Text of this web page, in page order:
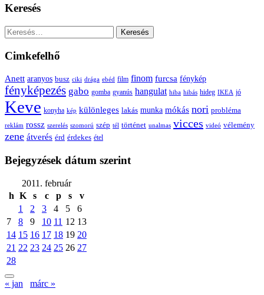
Keresés
Keresés:
Cimkefelhő
Anett aranyos busz ciki drága ebéd film finom furcsa fénykép
fényképezés gabo gomba gyanús hangulat hiba hibás hideg IKEA jó
Keve konyha kép különleges lakás munka mókás nori probléma
reklám rossz szerelés szomorú szép tél történet unalmas vicces videó vélemény
zene átverés érd érdekes étel
Bejegyzések dátum szerint
2011. február
h K s c p s
v
1
2 3 4 5
6
7
8 9 10 11 12 13
14 15 16 17 18 19 20
21 22 23 24 25 26 27
28
« jan márc »